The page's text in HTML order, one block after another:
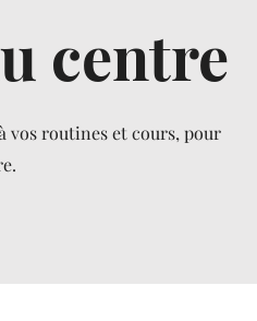
centre
vos routines et cours, pour